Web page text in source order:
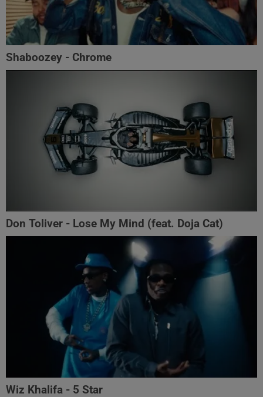
Shaboozey - Chrome
Don Toliver - Lose My Mind (feat. Doja Cat)
Wiz Khalifa - 5 Star